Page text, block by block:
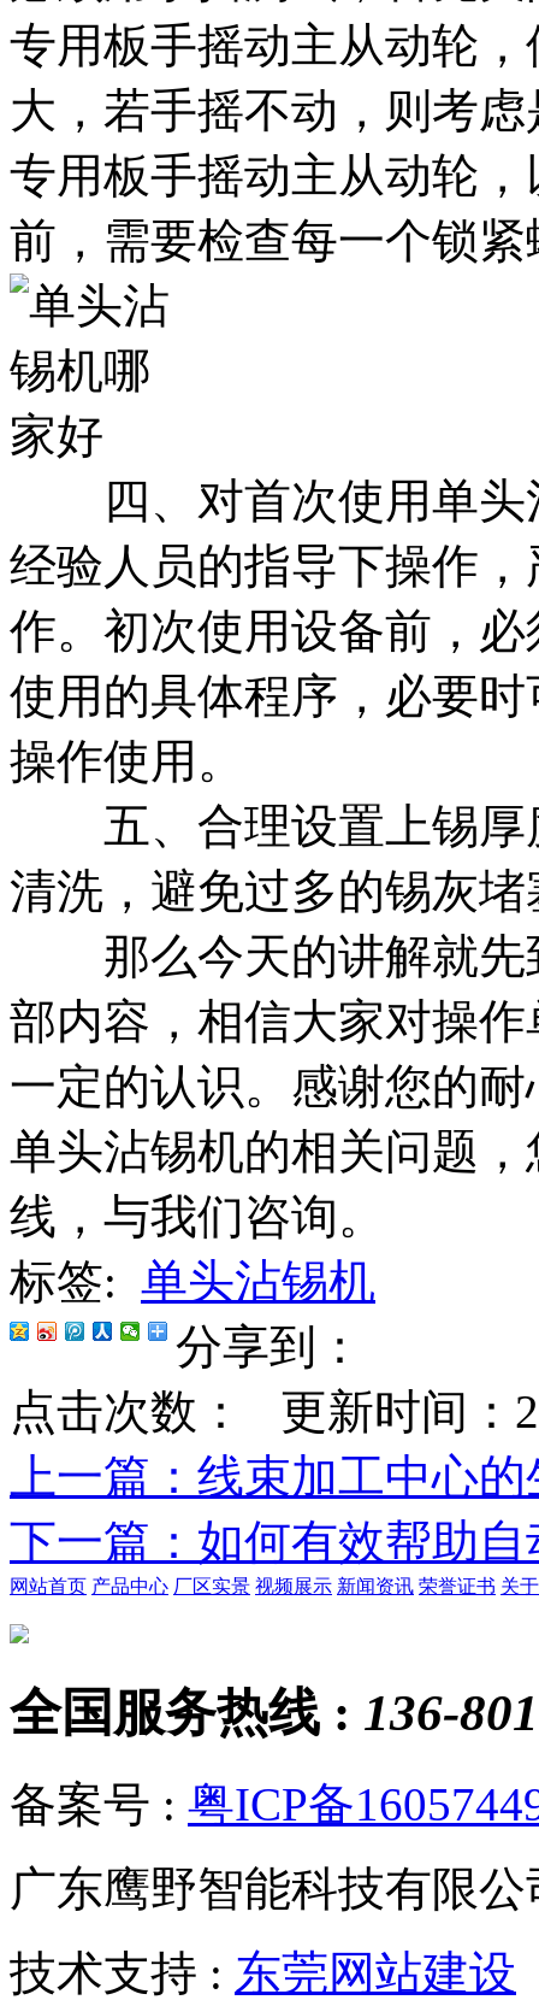
专用板手摇动主从动轮
大，若手摇不动，则考
专用板手摇动主从动轮
前，需要检查每一个锁
四、对首次使用单头
经验人员的指导下操作
作。初次使用设备前，
使用的具体程序，必要
操作使用。
五、合理设置上锡厚
清洗，避免过多的锡灰
那么今天的讲解就先
部内容，相信大家对操
一定的认识。感谢您的
单头沾锡机的相关问题
线，与我们咨询。
标签: 单头沾锡机
分享到：
点击次数：
更新时间：
上一篇 ：线束加工中心
下一篇 ：如何有效帮助
网站首页 产品中心 厂区实景 视频展示 新闻资讯 荣誉证书 关
全国服务热线 : 136-
备案号 : 粤ICP备
广东鹰野智能科技有限
技术支持 : 东莞网站建设